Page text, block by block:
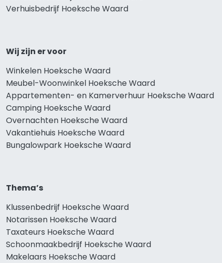
Verhuisbedrijf Hoeksche Waard
Wij zijn er voor
Winkelen Hoeksche Waard
Meubel-Woonwinkel Hoeksche Waard
Appartementen- en Kamerverhuur Hoeksche Waard
Camping Hoeksche Waard
Overnachten Hoeksche Waard
Vakantiehuis Hoeksche Waard
Bungalowpark Hoeksche Waard
Thema’s
Klussenbedrijf Hoeksche Waard
Notarissen Hoeksche Waard
Taxateurs Hoeksche Waard
Schoonmaakbedrijf Hoeksche Waard
Makelaars Hoeksche Waard